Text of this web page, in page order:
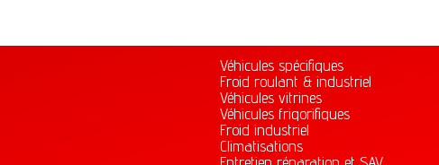
Véhicules spécifiques
Froid roulant & industriel
Véhicules vitrines
Véhicules frigorifiques
Froid industriel
Climatisations